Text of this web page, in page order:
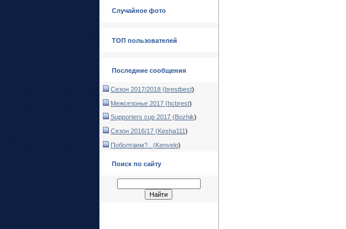
Случайное фото
ТОП пользователей
Последние сообщения
Сезон 2017/2018 (brestbest)
Межсезонье 2017 (hcbrest)
Supporters cup 2017 (Bozhik)
Сезон 2016/17 (Kesha111)
Поболтаем?.. (Kenvelo)
Поиск по сайту